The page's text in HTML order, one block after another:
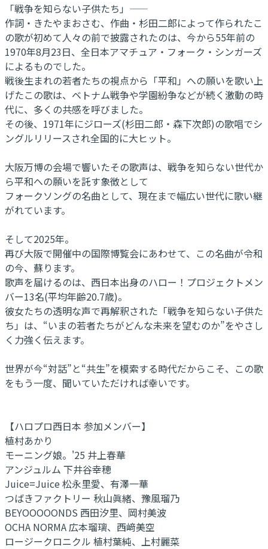
「戦争を知らない子供たち」——
作詞・きたやまおさむ、作曲・杉田二郎によって作られたこ
の歌が初めて人々の前で披露されたのは、今から55年前の
1970年8月23日、全日本アマチュア・フォーク・シンガーズ
によるものでした。
戦後生まれの若者たちの視点から「平和」への願いを歌い上
げたこの歌は、ベトナム戦争や学園紛争などが続く激動の時
代に、多くの共感を呼びました。
その後、1971年にジローズ(杉田二郎・森下次郎)の歌唱でシ
ングルリリースされ全国的に大ヒット。
大阪万博の会場で響いたその歌声は、戦争を知らない世代か
ら平和への願いを託す象徴として
フォークソングの名曲として、現在まで幅広い世代に歌い継
がれています。
そして2025年。
再び大阪で開催中の国際博覧会にあわせて、この名曲が令和
の今、蘇ります。
歌声を届けるのは、西日本出身のハロー！プロジェクトメン
バー13名(平均年齢20.7歳)。
彼女たちの透明な声で再解釈された「戦争を知らない子供た
ち」は、“いまの若者たちがどんな未来を望むのか”をやさし
く力強く伝えます。
世界が今“対話”と“共生”を模索する時代だからこそ、この歌
をもう一度、聞いていただければ幸いです。
【ハロプロ西日本 参加メンバー】
植村あかり
モーニング娘。'25 井上春華
アンジュルム 下井谷幸穂
Juice=Juice 松永里愛、有澤一華
つばきファクトリー 秋山眞緒、豫風瑠乃
BEYOOOOONDS 西田汐里、岡村美波
OCHA NORMA 広本瑠璃、西﨑美空
ロージークロニクル 植村葉純、上村麗菜